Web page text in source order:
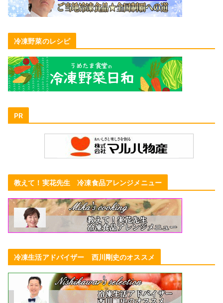
冷凍野菜のレシピ
PR
教えて！実花先生 冷凍食品アレンジメニュー
冷凍生活アドバイザー 西川剛史のオススメ